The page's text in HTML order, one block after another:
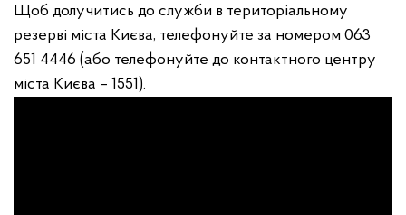
Щоб долучитись до служби в територіальному
резерві міста Києва, телефонуйте за номером 063
651 4446 (або телефонуйте до контактного центру
міста Києва – 1551).